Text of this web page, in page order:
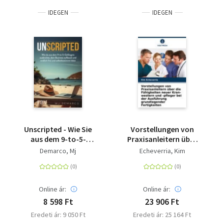
IDEGEN
Unscripted - Wie Sie
aus dem 9-to-5-
Gefängnis ausbrechen,
und endlich frei und
Für Unternehmertum,
finanzielle Freiheit &
Wohlstand
Demarco, Mj
Online ár:
8 598 Ft
Eredeti ár: 9 050 Ft
IDEGEN
Vorstellungen von
Praxisanleitern über
die Fähigkeiten neuer
pfleger bei der
grundlegender
Fertigkeiten
Echeverria, Kim
Online ár:
23 906 Ft
Eredeti ár: 25 164 Ft